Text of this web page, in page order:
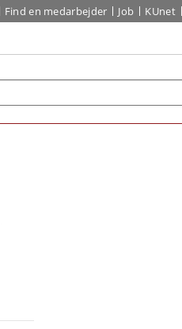
Find en medarbejder Job KUnet